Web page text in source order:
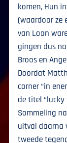
komen, Hun
(waardoor ze
van Loon
gingen dus
Broos en
Doordat
corner “in
de titel “lucky
Sommeling
uitval daarna
tweede